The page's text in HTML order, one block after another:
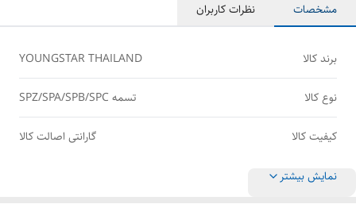
مشخصات نظرات کاربران
برند کالا YOUNGSTAR THAILAND
نوع کالا تسمه SPZ/SPA/SPB/SPC
کیفیت کالا گارانتی اصالت کالا
نمایش بیشتر